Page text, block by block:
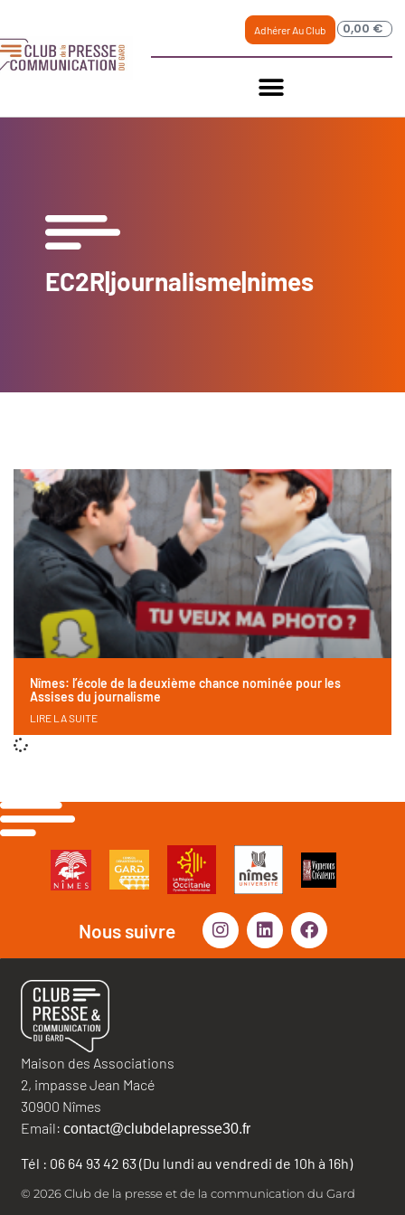
Adhérer Au Club 0,00 €
EC2R|journalisme|nimes
Nîmes: l’école de la deuxième chance nominée pour les
Assises du journalisme
LIRE LA SUITE
Nous suivre
Maison des Associations
2, impasse Jean Macé
30900 Nîmes
Email: contact@clubdelapresse30.fr
Tél : 06 64 93 42 63 (Du lundi au vendredi de 10h à 16h)
© 2026 Club de la presse et de la communication du Gard